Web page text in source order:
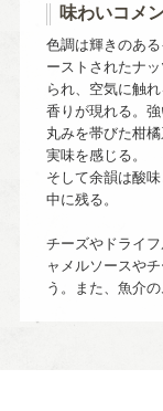
味わいコメ
色調は輝きのあ
ーストされたナ
られ、空気に触
香りが現れる。
丸みを帯びた柑
実味を感じる。
そして余韻は酸
中に残る。
チーズやドライ
ャメルソースや
う。また、魚介